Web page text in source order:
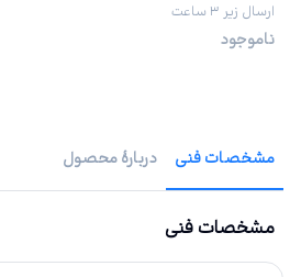
ارسال زیر ۳ ساعت
ناموجود
مشخصات فنی دربارهٔ محصول
مشخصات فنی